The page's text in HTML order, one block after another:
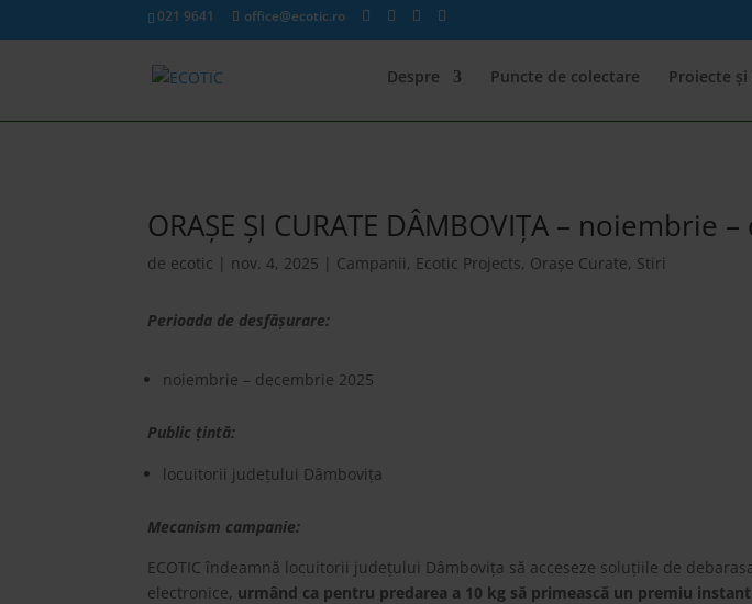
021 9641 office@ecotic.ro
Despre Puncte de colectare Proiecte și
ORAȘE ȘI CURATE DÂMBOVIȚA – noiembrie
de ecotic | nov. 4, 2025 | Campanii, Ecotic Projects, Orașe Curate, Stiri
Perioada de desfășurare:
noiembrie – decembrie 2025
Public țintă:
locuitorii județului Dâmbovița
Mecanism campanie:
ECOTIC îndeamnă locuitorii județului Dâmbovița să acceseze soluțiile de
electronice, urmând ca pentru predarea a 10 kg să primească un premiu instant